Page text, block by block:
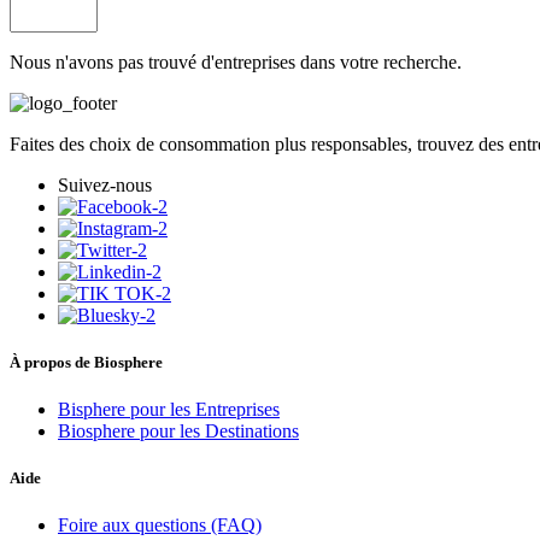
Nous n'avons pas trouvé d'entreprises dans votre recherche.
Faites des choix de consommation plus responsables, trouvez des
Suivez-nous
À propos de Biosphere
Bisphere pour les Entreprises
Biosphere pour les Destinations
Aide
Foire aux questions (FAQ)